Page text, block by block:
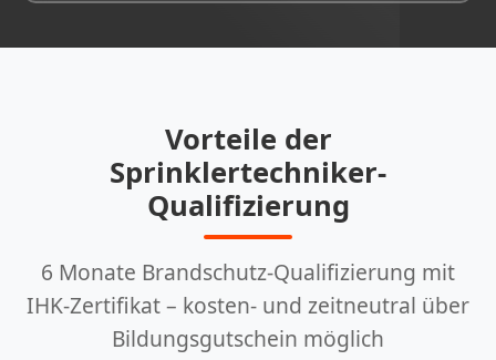
Vorteile der
Sprinklertechniker-
Qualifizierung
6 Monate Brandschutz-Qualifizierung mit
IHK-Zertifikat – kosten- und zeitneutral über
Bildungsgutschein möglich